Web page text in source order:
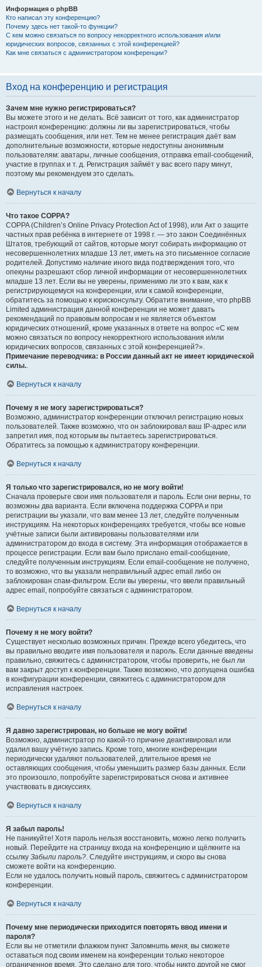
Информация о phpBB
Кто написал эту конференцию?
Почему здесь нет такой-то функции?
С кем можно связаться по вопросу некорректного использования и/или
юридических вопросов, связанных с этой конференцией?
Как мне связаться с администратором конференции?
Вход на конференцию и регистрация
Зачем мне нужно регистрироваться?
Вы можете этого и не делать. Всё зависит от того, как администратор
настроил конференцию: должны ли вы зарегистрироваться, чтобы
размещать сообщения, или нет. Тем не менее регистрация даёт вам
дополнительные возможности, которые недоступны анонимным
пользователям: аватары, личные сообщения, отправка email-сообщений,
участие в группах и т. д. Регистрация займёт у вас всего пару минут,
поэтому мы рекомендуем это сделать.
Вернуться к началу
Что такое COPPA?
COPPA (Children’s Online Privacy Protection Act of 1998), или Акт о защите
частных прав ребёнка в интернете от 1998 г. — это закон Соединённых
Штатов, требующий от сайтов, которые могут собирать информацию от
несовершеннолетних младше 13 лет, иметь на это письменное согласие
родителей. Допустимо наличие иного вида подтверждения того, что
опекуны разрешают сбор личной информации от несовершеннолетних
младше 13 лет. Если вы не уверены, применимо ли это к вам, как к
регистрирующемуся на конференции, или к самой конференции,
обратитесь за помощью к юрисконсульту. Обратите внимание, что phpBB
Limited администрация данной конференции не может давать
рекомендаций по правовым вопросам и не является объектом
юридических отношений, кроме указанных в ответе на вопрос «С кем
можно связаться по вопросу некорректного использования и/или
юридических вопросов, связанных с этой конференцией?».
Примечание переводчика: в России данный акт не имеет юридической
силы..
Вернуться к началу
Почему я не могу зарегистрироваться?
Возможно, администратор конференции отключил регистрацию новых
пользователей. Также возможно, что он заблокировал ваш IP-адрес или
запретил имя, под которым вы пытаетесь зарегистрироваться.
Обратитесь за помощью к администратору конференции.
Вернуться к началу
Я только что зарегистрировался, но не могу войти!
Сначала проверьте свои имя пользователя и пароль. Если они верны, то
возможны два варианта. Если включена поддержка COPPA и при
регистрации вы указали, что вам менее 13 лет, следуйте полученным
инструкциям. На некоторых конференциях требуется, чтобы все новые
учётные записи были активированы пользователями или
администратором до входа в систему. Эта информация отображается в
процессе регистрации. Если вам было прислано email-сообщение,
следуйте полученным инструкциям. Если email-сообщение не получено,
то возможно, что вы указали неправильный адрес email либо он
заблокирован спам-фильтром. Если вы уверены, что ввели правильный
адрес email, попробуйте связаться с администратором.
Вернуться к началу
Почему я не могу войти?
Существует несколько возможных причин. Прежде всего убедитесь, что
вы правильно вводите имя пользователя и пароль. Если данные введены
правильно, свяжитесь с администратором, чтобы проверить, не был ли
вам закрыт доступ к конференции. Также возможно, что допущена ошибка
в конфигурации конференции, свяжитесь с администратором для
исправления настроек.
Вернуться к началу
Я давно зарегистрирован, но больше не могу войти!
Возможно, администратор по какой-то причине деактивировал или
удалил вашу учётную запись. Кроме того, многие конференции
периодически удаляют пользователей, длительное время не
оставляющих сообщения, чтобы уменьшить размер базы данных. Если
это произошло, попробуйте зарегистрироваться снова и активнее
участвовать в дискуссиях.
Вернуться к началу
Я забыл пароль!
Не паникуйте! Хотя пароль нельзя восстановить, можно легко получить
новый. Перейдите на страницу входа на конференцию и щёлкните на
ссылку Забыли пароль?. Следуйте инструкциям, и скоро вы снова
сможете войти на конференцию.
Если не удалось получить новый пароль, свяжитесь с администратором
конференции.
Вернуться к началу
Почему мне периодически приходится повторять ввод имени и
пароля?
Если вы не отметили флажком пункт Запомнить меня, вы сможете
оставаться под своим именем на конференции только некоторое
ограниченное время. Это сделано для того, чтобы никто другой не смог